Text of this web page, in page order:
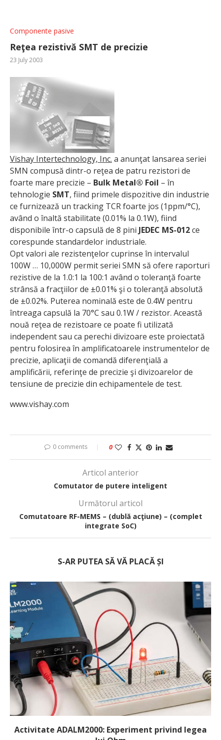
Componente pasive
Reţea rezistivă SMT de precizie
23 July 2003
Vishay Intertechnology, Inc. a anunţat lansarea seriei
SMN compusă dintr-o reţea de patru rezistori de
foarte mare precizie – Bulk Metal® Foil – în
tehnologie SMT, fiind primele dispozitive din industrie
ce furnizează un tracking TCR foarte jos (1ppm/°C),
având o înaltă stabilitate (0.01% la 0.1W), fiind
disponibile într-o capsulă de 8 pini JEDEC MS-012ce
corespunde standardelor industriale.
Opt valori ale rezistenţelor cuprinse în intervalul
100W … 10,000W permit seriei SMN să ofere raporturi
rezistive de la 1.0:1 la 100:1 având o toleranţă foarte
strânsă a fracţiilor de ±0.01% şi o toleranţă absolută
de ±0.02%. Puterea nominală este de 0.4W pentru
întreaga capsulă la 70°C sau 0.1W / rezistor. Această
nouă reţea de rezistoare ce poate fi utilizată
independent sau ca perechi divizoare este proiectată
pentru folosirea în amplificatoarele instrumentelor de
precizie, aplicaţii de comandă diferenţială a
amplificării, referinţe de precizie şi divizoarelor de
tensiune de precizie din echipamentele de test.
www.vishay.com
0 comments 0
Articol anterior
Comutator de putere inteligent
Următorul articol
Comutatoare RF-MEMS – (dublă acţiune) – (complet
integrate SoC)
S-AR PUTEA SĂ VĂ PLACĂ ȘI
Activitate ADALM2000: Experiment privind legea